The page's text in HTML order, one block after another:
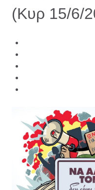
(Κυρ 15/6/